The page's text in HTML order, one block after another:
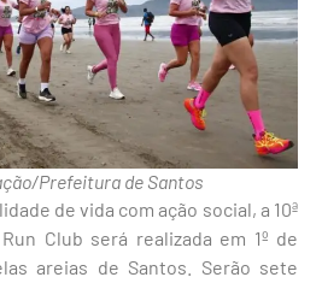
Prefeitura de Santos
de vida com ação social, a 10ª
Club será realizada em 1º de
areias de Santos. Serão sete